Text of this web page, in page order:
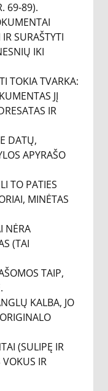
69-89).
SURAŠTYTI
IKI
TOKIA TVARKA:
JĮ
IR
DATŲ,
APYRAŠO
TO PATIES
MINĖTAS
NĖRA
(TAI
TAIP,
KALBA, JO
(SULIPĘ IR
VOKUS IR